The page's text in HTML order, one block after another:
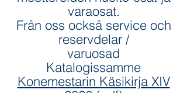
varaosat.
Från oss också service och
reservdelar /
varuosad
Katalogissamme
Konemestarin Käsikirja XIV